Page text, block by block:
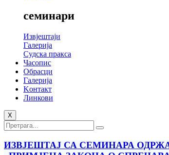
семинари
Извјештаји
Галерија
Судска пракса
Часопис
Обрасци
Галерија
Kонтакт
Линкови
X
ИЗВЈЕШТАЈ СА СЕМИНАРА